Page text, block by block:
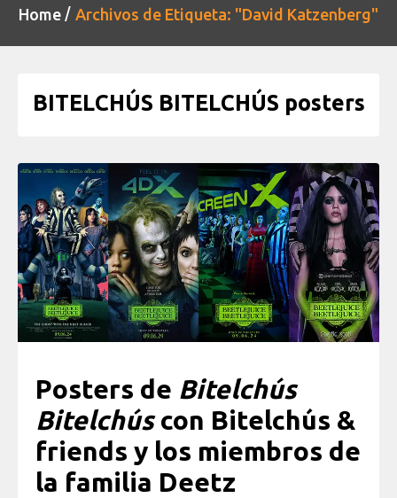
Home Archivos de Etiqueta: "David Katzenberg"
BITELCHÚS BITELCHÚS posters
Posters de Bitelchús
Bitelchúscon Bitelchús &
friends y los miembros de
la familia Deetz